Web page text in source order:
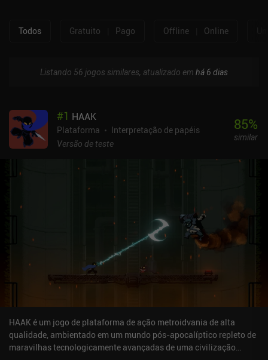
Todos Gratuito Pago Offline Online
Listando 56 jogos similares, atualizado em há 6 dias
#1 HAAK
Plataforma
Interpretação de papéis
Versão de teste
85%
similar
HAAK é um jogo de plataforma de ação metroidvania de alta
qualidade, ambientado em um mundo pós-apocalíptico repleto de
maravilhas tecnologicamente avançadas de uma civilização